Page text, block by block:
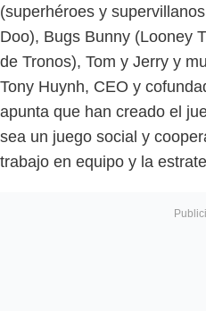
(superhéroes y
Doo), Bugs Bunny (Looney
de Tronos), Tom y Jerry y
Tony Huynh, CEO y
apunta que han creado el
sea un juego social y
trabajo en equipo y la